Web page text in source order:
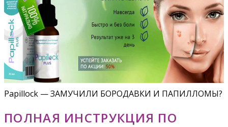
Papillock — ЗАМУЧИЛИ БОРОДАВКИ И ПАПИЛЛОМЫ?
ПОЛНАЯ ИНСТРУКЦИЯ ПО